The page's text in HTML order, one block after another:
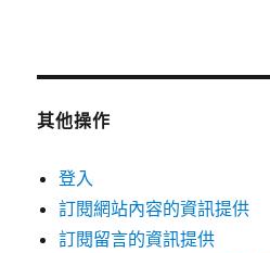
其他操作
登入
訂閱網站內容的資訊提供
訂閱留言的資訊提供